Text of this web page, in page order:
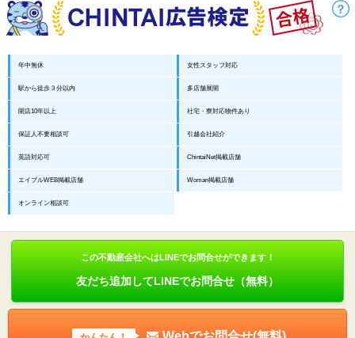
年中無休 女性スタッフ対応
駅から徒歩３分以内 多店舗展開
開店10年以上 社宅・寮対応物件あり
保証人不要相談可 引越会社紹介
英語対応可 ChintaiNet掲載店舗
エイブルWEB掲載店舗 Woman掲載店舗
オンライン相談可
この不動産会社へはLINEでお問合せができます！
友だち追加してLINEでお問合せ（無料）